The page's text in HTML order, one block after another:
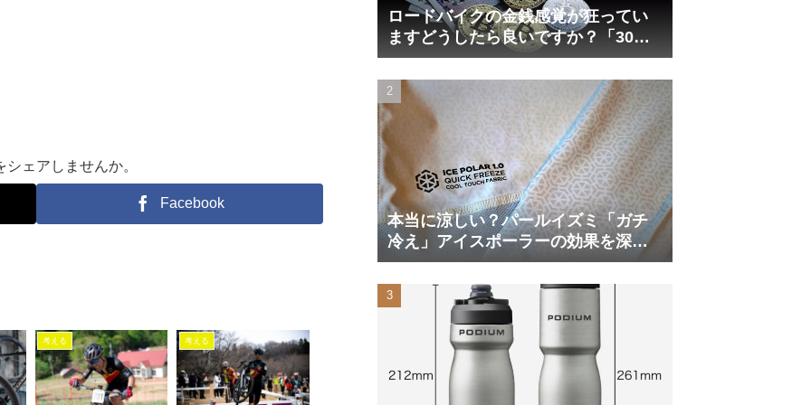
シェアしませんか。
Facebook
考える 考える
ロードバイクの金銭感覚が狂ってい
ますどうしたら良いですか？「30万
円は安い」の正体
本当に涼しい？パールイズミ「ガチ
冷え」アイスポーラーの効果を深部
体温計COREで測ってみた